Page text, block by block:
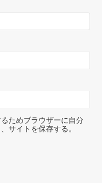
ためブラウザーに自分
サイトを保存する。